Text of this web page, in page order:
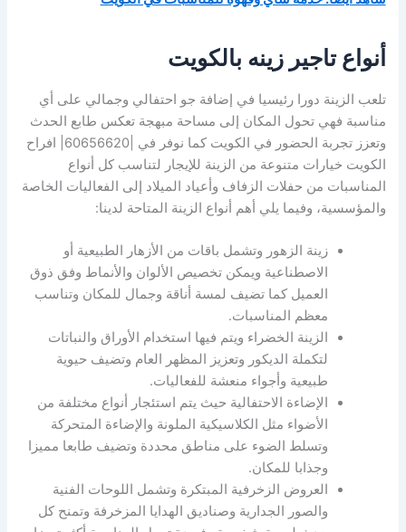
أنواع تاجير زينه بالكويت
تلعب الزينة دورا رئيسيا في إضافة جو احتفالي وجمالي على أي
مناسبة فهي تحول المكان إلى مساحة مبهجة تعكس طابع الحدث
وتعزز تجربة الحضور في الكويت كما نوفر في |60656620| افراح
الكويت خيارات متنوعة من الزينة للإيجار لتناسب كل أنواع
المناسبات من حفلات الزفاف وأعياد الميلاد إلى الفعاليات الخاصة
والمؤسسية، وفيما يلي أهم أنواع الزينة المتاحة لدينا:
زينة الزهور وتشمل باقات من الأزهار الطبيعية أو
الاصطناعية ويمكن تخصيص الألوان والأنماط وفق ذوق
العميل كما تضيف لمسة أناقة وجمال للمكان وتناسب
معظم المناسبات.
الزينة الخضراء ويتم فيها استخدام الأوراق والنباتات
لتكملة الديكور وتعزيز المظهر العام وتضيف حيوية
طبيعية وأجواء منعشة للفعاليات.
الإضاءة الاحتفالية حيث يتم استئجار أنواع مختلفة من
الأضواء مثل الكلاسيكية الملونة والإضاءة المتحركة
وتسلط الضوء على مناطق محددة وتضيف طابعا مميزا
وجذابا للمكان.
العروض الزخرفية المبتكرة وتشمل اللوحات الفنية
والصور الجدارية وصناديق الهدايا المزخرفة وتمنح كل